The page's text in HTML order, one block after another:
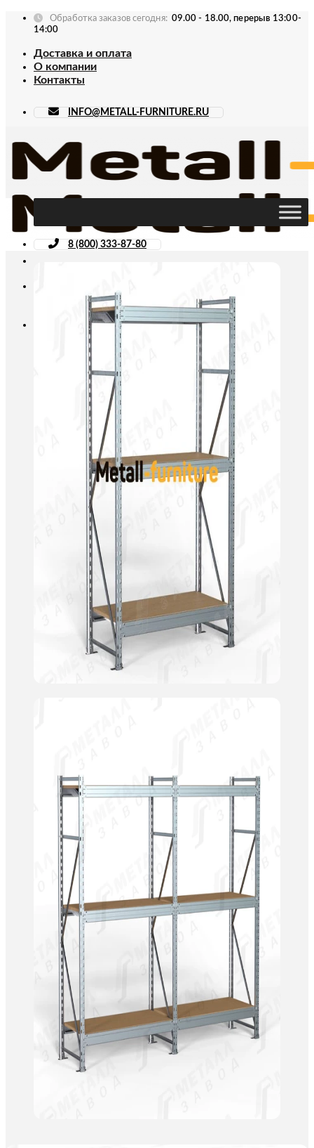
Skip
Обработка заказов сегодня: 09.00 - 18.00, перерыв 13:00-
14:00
Доставка и оплата
О компании
Контакты
INFO@METALL-FURNITURE.RU
8 (800) 333-87-80